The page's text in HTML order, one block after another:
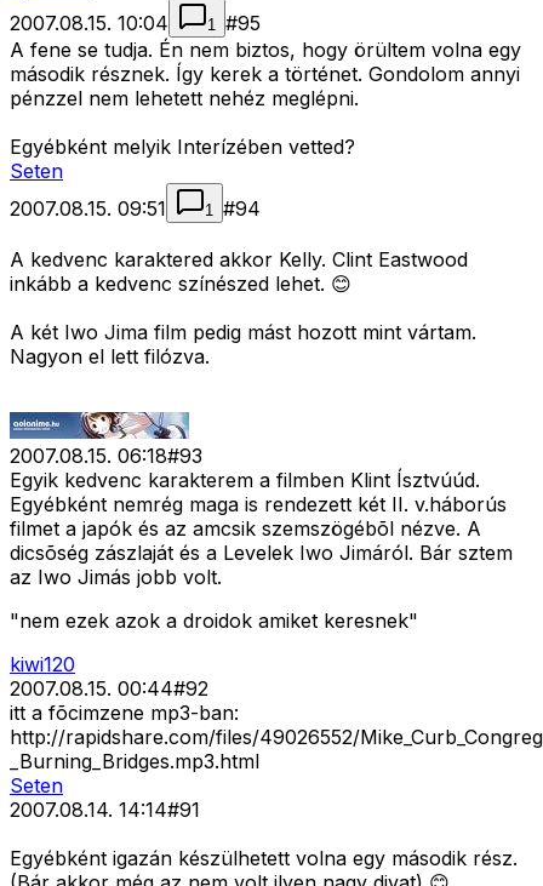
2007.08.15. 10:04
1 #95
A fene se tudja. Én nem biztos, hogy örültem volna egy
második résznek. Így kerek a történet. Gondolom annyi
pénzzel nem lehetett nehéz meglépni.
Egyébként melyik Interízében vetted?
Seten
2007.08.15. 09:51
1 #94
A kedvenc karaktered akkor Kelly. Clint Eastwood
inkább a kedvenc színészed lehet. 😊
A két Iwo Jima film pedig mást hozott mint vártam.
Nagyon el lett filózva.
2007.08.15. 06:18#93
Egyik kedvenc karakterem a filmben Klint Ísztvúúd.
Egyébként nemrég maga is rendezett két II. v.háborús
filmet a japók és az amcsik szemszögébõl nézve. A
dicsõség zászlaját és a Levelek Iwo Jimáról. Bár sztem
az Iwo Jimás jobb volt.
"nem ezek azok a droidok amiket keresnek"
kiwi120
2007.08.15. 00:44#92
itt a fõcimzene mp3-ban:
http://rapidshare.com/files/49026552/
_Burning_Bridges.mp3.html
Seten
2007.08.14. 14:14#91
Egyébként igazán készülhetett volna egy második rész.